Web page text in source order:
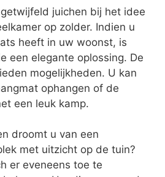
juichen bij het idee
op zolder. Indien u
heeft in uw woonst, is
een elegante oplossing. De
mogelijkheden. U kan
ophangen of de
een leuk kamp.
droomt u van een
met uitzicht op de tuin?
er eveneens toe te